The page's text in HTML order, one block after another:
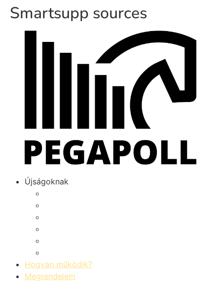
Smartsupp sources
Újságoknak
Hogyan működik?
Megrendelem